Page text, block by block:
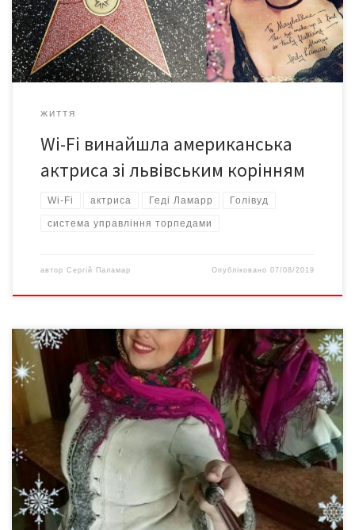
використовуються всюди: від мобільних телефонів до Wi-Fi і
GPS. З Відня до Голлівуда Геді Ламарр (від народження […]
ЖИТТЯ
Wi-Fi винайшла американська
актриса зі львівським корінням
Wi-Fi актриса Геді Ламарр Голівуд
система управління торпедами
автор Сергій Паламар Опубліковано07/08/2019
Насправді – весела й доброзичлива, надійна в дружбі й
ретельна в роботі. І зовні дуже виправдовує своє ім’я –
Марічка – яке звучить частіше, ніж офіційне «Марія». До такої
розмови – не за дорученням редакції, з власного інтересу – з
актрисою Чернівецького академічного обласного музично-
драматичного театру імені Ольги Кобилянської – […]